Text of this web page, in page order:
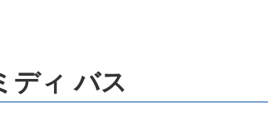
ディ バス